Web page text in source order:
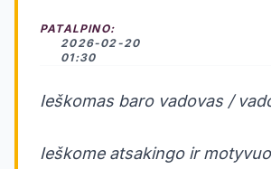
PATALPINO:
2026-02-20
01:30
Ieškomas baro vadovas /
Ieškome atsakingo ir